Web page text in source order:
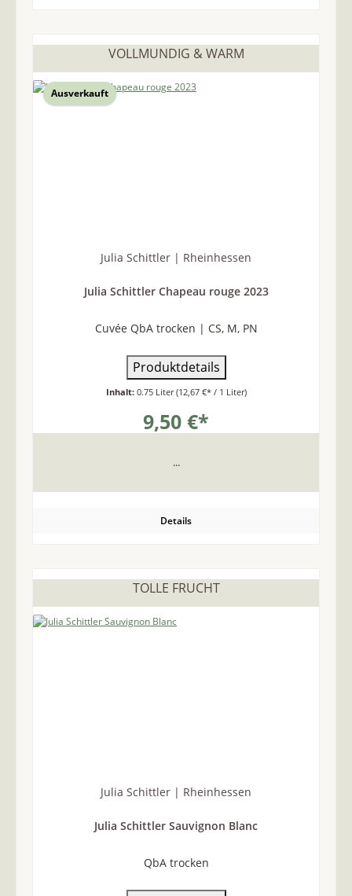
Ausverkauft
VOLLMUNDIG & WARM
Julia Schittler | Rheinhessen
Julia Schittler Chapeau rouge 2023
Cuvée QbA trocken | CS, M, PN
Produktdetails
Inhalt: 0.75 Liter(12,67 €* / 1 Liter)
9,50 €*
...
Details
TOLLE FRUCHT
Julia Schittler | Rheinhessen
Julia Schittler Sauvignon Blanc
QbA trocken